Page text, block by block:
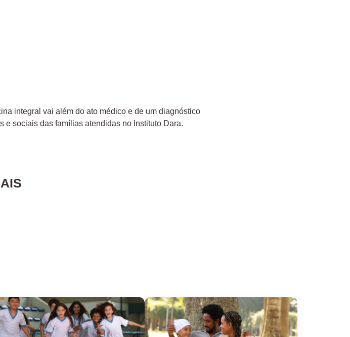
integral vai além do ato médico e de um diagnóstico
e sociais das famílias atendidas no Instituto Dara.